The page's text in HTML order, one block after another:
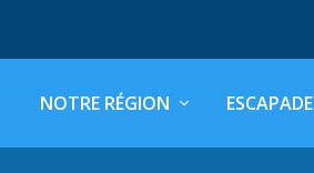
NOTRE RÉGION ESCAPADE